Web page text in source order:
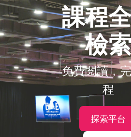
課程
檢索
免費閱讀，
程
探索平台